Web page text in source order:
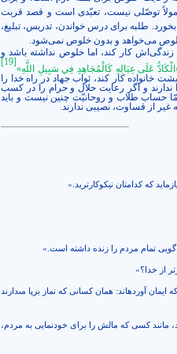
توصّلی نیست، تعبّدی است و قصد قربت
بخورد. طلبه برای درس خواندن، تدریس، تبلیغ،
می‌خواهد و بدون خلوص نمی‌شود.
کار کند، اما خلوص نداشته باشد و
عَلَى عِيَالِهِ كَالْمُجَاهِدِ فِي‏ سَبِيلِ‏ اللَّهِ‏»
[19]
خانواده کار کند، ثواب جهاد در راه خدا را
ندارند و اگر رعایت حلال و حرام را در کسب
حساب طلاب و روحانیّت چنین نیست و باید
غیر از قساوت، نصیبی ندارند.
كه ايمان آورده‏اند: همان كسانى كه نماز برپا مى‏دارند
مانند كسى كه مالش را براى خودنمايى به مردم،